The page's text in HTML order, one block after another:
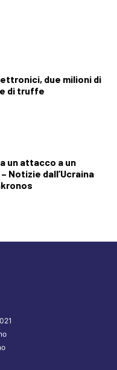
due milioni di
di truffe
un attacco a un
Notizie dall’Ucraina